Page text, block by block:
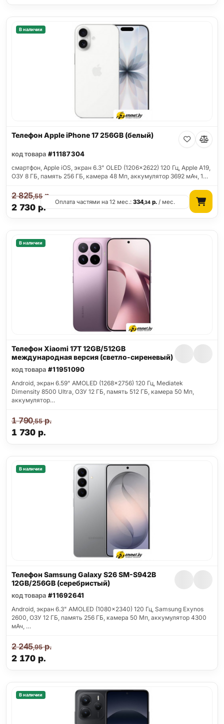
В наличии
Телефон Apple iPhone 17 256GB (белый)
код товара #11187304
смартфон, Apple iOS, экран 6.3" OLED (1206x2622) 120 Гц, Apple A19,
ОЗУ 8 ГБ, память 256 ГБ, камера 48 Мп, аккумулятор 3692 мАч, 1…
2 730 р.
2 825,55р.
Оплата частями на 12 мес.:334,34 р. / мес.
В наличии
Телефон Xiaomi 17T 12GB/512GB
международная версия (светло-сиреневый)
код товара #11951090
Android, экран 6.59" AMOLED (1268x2756) 120 Гц, Mediatek
Dimensity 8500 Ultra, ОЗУ 12 ГБ, память 512 ГБ, камера 50 Мп,
аккумулятор…
1 730 р.
1 790,55р.
В наличии
Телефон Samsung Galaxy S26 SM-S942B
12GB/256GB (серебристый)
код товара #11692641
Android, экран 6.3" AMOLED (1080x2340) 120 Гц, Samsung Exynos
2600, ОЗУ 12 ГБ, память 256 ГБ, камера 50 Мп, аккумулятор 4300
мАч, …
2 170 р.
2 245,95р.
В наличии